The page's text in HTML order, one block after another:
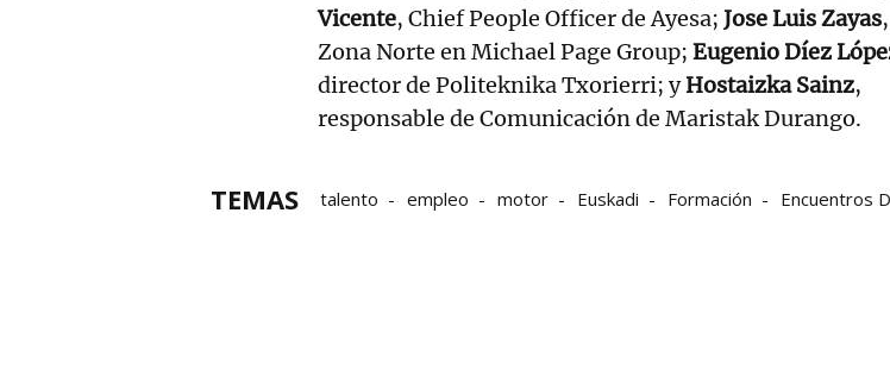
Vicente, Chief People Officer de Ayesa; Jose Luis Zayas
Zona Norte en Michael Page Group; Eugenio Díez
director de Politeknika Txorierri; yHostaizka Sainz,
responsable de Comunicación de Maristak Durango.
TEMAS talento empleo motor Euskadi Formación Encuentros